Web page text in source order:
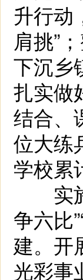
升行动
肩挑”
下沉乡
扎实做
结合、
位大练
学校累
实施
争六比
建。开
光彩事